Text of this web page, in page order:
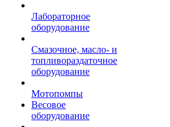
Лабораторное
оборудование
Смазочное, масло- и
топливораздаточное
оборудование
Мотопомпы
Весовое
оборудование